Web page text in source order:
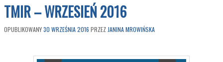
TMIR – WRZESIEŃ 2016
OPUBLIKOWANY30 WRZEŚNIA 2016 PRZEZ JANINA MROWIŃSKA